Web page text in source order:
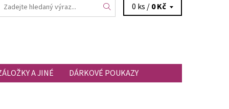
0 ks /0 Kč
A JINÉ
DÁRKOVÉ POUKAZY